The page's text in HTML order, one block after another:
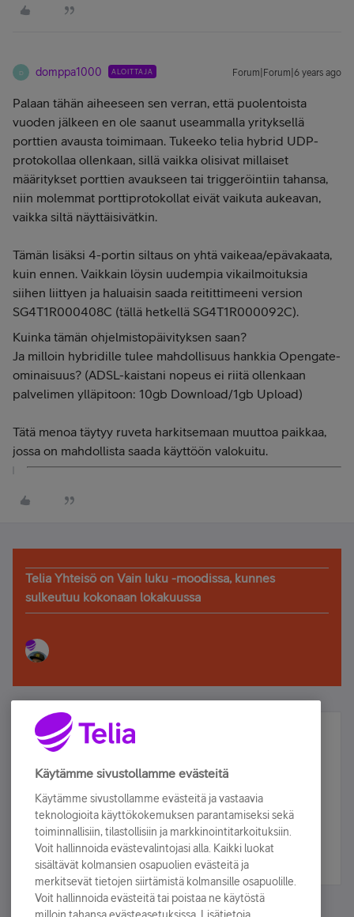
D domppa1000 ALOITTAJA Forum|Forum|6 years ago
Palaan tähän aiheeseen sen verran, että puolentoista
vuoden jälkeen en ole saanut useammalla yrityksellä
porttien avausta toimimaan. Tukeeko telia hybrid UDP-
protokollaa ollenkaan, sillä vaikka olisivat millaiset
määritykset porttien avaukseen tai triggeröintiin tahansa,
niin molemmat porttiprotokollat eivät vaikuta aukeavan,
vaikka siltä näyttäisivätkin.
Tämän lisäksi 4-portin siltaus on yhtä vaikeaa/epävakaata,
kuin ennen. Vaikkain löysin uudempia vikailmoituksia
siihen liittyen ja haluaisin saada reitittimeeni version
SG4T1R000408C (tällä hetkellä SG4T1R000092C).
Kuinka tämän ohjelmistopäivityksen saan?
Ja milloin hybridille tulee mahdollisuus hankkia Opengate-
ominaisuus? (ADSL-kaistani nopeus ei riitä ollenkaan
palvelimen ylläpitoon: 10gb Download/1gb Upload)
Tätä menoa täytyy ruveta harkitsemaan muuttoa paikkaa,
jossa on mahdollista saada käyttöön valokuitu.
Telia Yhteisö on Vain luku -moodissa, kunnes
sulkeutuu kokonaan lokakuussa
Älä jää paitsi – osallistu ja voita!
Tilaa Telian uutiskirje ja olet mukana arvonnassa.
sähköpostiisi.
Tilaa nyt
Käytämme sivustollamme evästeitä
Käytämme sivustollamme evästeitä ja vastaavia
teknologioita käyttökokemuksen parantamiseksi sekä
toiminnallisiin, tilastollisiin ja markkinointitarkoituksiin.
Voit hallinnoida evästevalintojasi alla. Kaikki luokat
sisältävät kolmansien osapuolien evästeitä ja
merkitsevät tietojen siirtämistä kolmansille osapuolille.
Voit hallinnoida evästeitä tai poistaa ne käytöstä